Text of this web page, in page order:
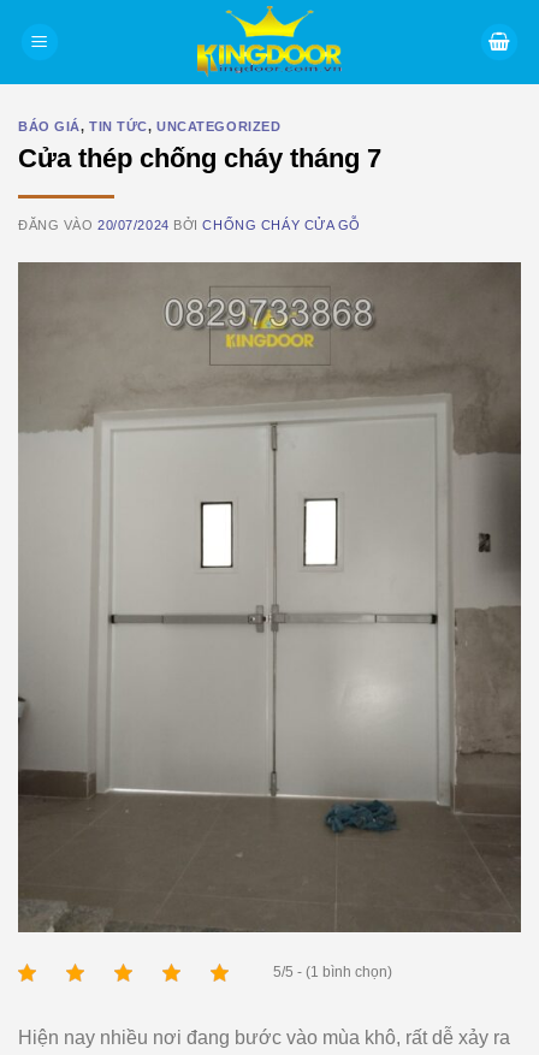
BÁO GIÁ,TIN TỨC,UNCATEGORIZED
Cửa thép chống cháy tháng 7
ĐĂNG VÀO20/07/2024 BỞICHỐNG CHÁY CỬA GỖ
5/5 - (1 bình chọn)
Hiện nay nhiều nơi đang bước vào mùa khô, rất dễ xảy ra